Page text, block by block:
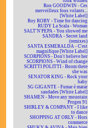
Ron GOODWIN - Ces
merveilleux fous volants...
[White Label]
Roy ROBY - Time for dancing
RUDY La Scala - Woman
SALT'N'PEPA - You showed me
SANDRA - Secret land
(remixes)
SANTA ESMERALDA - C'est
magnifique [White Label]
SCORPIONS - Don't believe her
SCORPIONS - Wind of change
SCRITTI POLITTI - Boom there
she was
SENATOR KING - Rock your
baby
SG GIGANTE - Fumar é matar
saudades [White Label]
SHAMEN - Move any mountain
Progen 91
SHIRLEY & COMPANY - I like
to dance
SHOPPING AT ORLY - Hors
commerce